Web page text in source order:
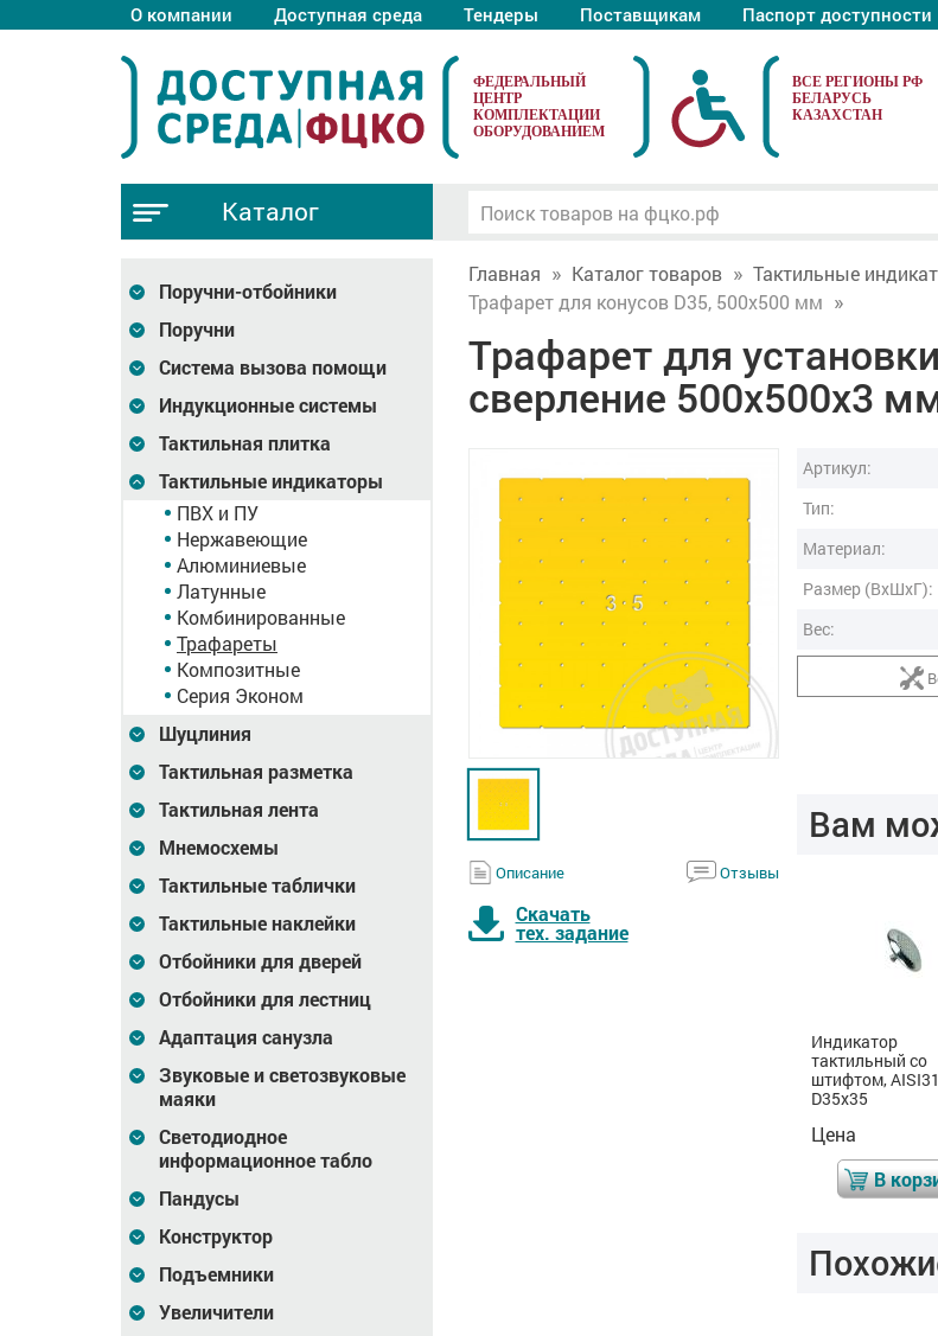
О компании Доступная среда Тендеры Поставщикам Паспорт доступности
ФЕДЕРАЛЬНЫЙ
ЦЕНТР
КОМПЛЕКТАЦИИ
ОБОРУДОВАНИЕМ
Каталог
Поручни-отбойники
Поручни
Система вызова помощи
Индукционные системы
Тактильная плитка
Тактильные индикаторы
ПВХ и ПУ
Нержавеющие
Алюминиевые
Латунные
Комбинированные
Трафареты
Композитные
Серия Эконом
Шуцлиния
Тактильная разметка
Тактильная лента
Мнемосхемы
Тактильные таблички
Тактильные наклейки
Отбойники для дверей
Отбойники для лестниц
Адаптация санузла
Звуковые и светозвуковые
маяки
Светодиодное
информационное табло
Пандусы
Конструктор
Подъемники
Увеличители
Главная Каталог товаров Тактильные
Трафарет для конусов D35, 500x500 мм
Трафарет для
сверление 500x500x3
Описание Отзывы
Скачать
тех. задание
Артикул:
Тип:
Материал:
Размер (ВxШxГ):
Вес:
Вам
Индикатор
штифтом, AISI316,
D35x35
Цена 117
В корзину
рифленый, со
Индикатор
тактильный со
штифтом,
D35x35
Цена
В